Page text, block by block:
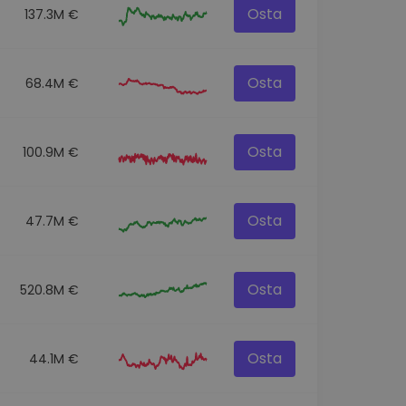
137.3M € Osta
68.4M € Osta
100.9M € Osta
47.7M € Osta
520.8M € Osta
44.1M € Osta